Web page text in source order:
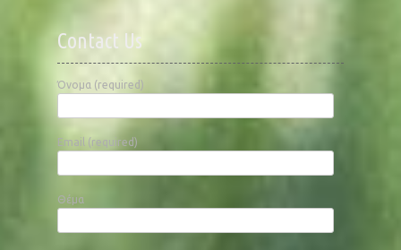
Contact Us
Όνομα (required)
Email (required)
Θέμα